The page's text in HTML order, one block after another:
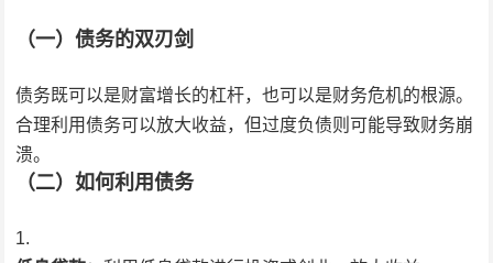
（一）债务的双刃剑
债务既可以是财富增长的杠杆，也可以是财务危机的根源。
合理利用债务可以放大收益，但过度负债则可能导致财务崩
溃。
（二）如何利用债务